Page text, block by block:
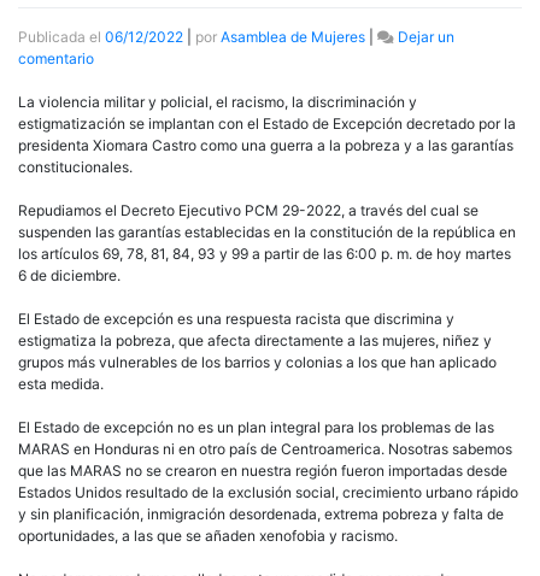
Publicada el 06/12/2022 por Asamblea de Mujeres
Dejar un
comentarioen
que
se
elimine
el
de
Excepción
La violencia militar y policial, el racismo, la discriminación y
estigmatización se implantan con el Estado de Excepción decretado por la
presidenta Xiomara Castro como una guerra a la pobreza y a las garantías
constitucionales.
Repudiamos el Decreto Ejecutivo PCM 29-2022, a través del cual se
suspenden las garantías establecidas en la constitución de la república en
los artículos 69, 78, 81, 84, 93 y 99 a partir de las 6:00 p. m. de hoy martes
6 de diciembre.
El Estado de excepción es una respuesta racista que discrimina y
estigmatiza la pobreza, que afecta directamente a las mujeres, niñez y
grupos más vulnerables de los barrios y colonias a los que han aplicado
esta medida.
El Estado de excepción no es un plan integral para los problemas de las
MARAS en Honduras ni en otro país de Centroamerica. Nosotras sabemos
que las MARAS no se crearon en nuestra región fueron importadas desde
Estados Unidos resultado de la exclusión social, crecimiento urbano rápido
y sin planificación, inmigración desordenada, extrema pobreza y falta de
oportunidades, a las que se añaden xenofobia y racismo.